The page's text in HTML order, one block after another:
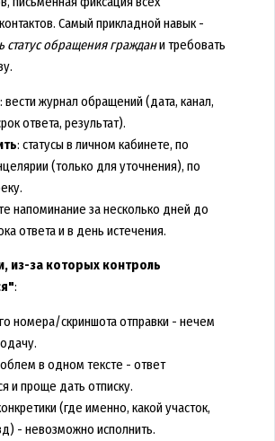
Самый прикладной навык -
статус обращения граждани требовать
: вести журнал обращений (дата, канал,
ответа, результат).
: статусы в личном кабинете, по
(только для уточнения), по
напоминание за несколько дней до
ответа и в день истечения.
из-за которых контроль
:
номера/скриншота отправки - нечем
в одном тексте - ответ
и проще дать отписку.
(где именно, какой участок,
- невозможно исполнить.